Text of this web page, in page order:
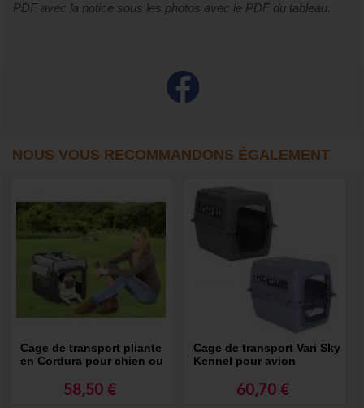
PDF avec la notice sous les photos avec le PDF du tableau.
NOUS VOUS RECOMMANDONS ÉGALEMENT
Cage de transport pliante
en Cordura pour chien ou
58,50 €
Cage de transport Vari Sky
Kennel pour avion
60,70 €